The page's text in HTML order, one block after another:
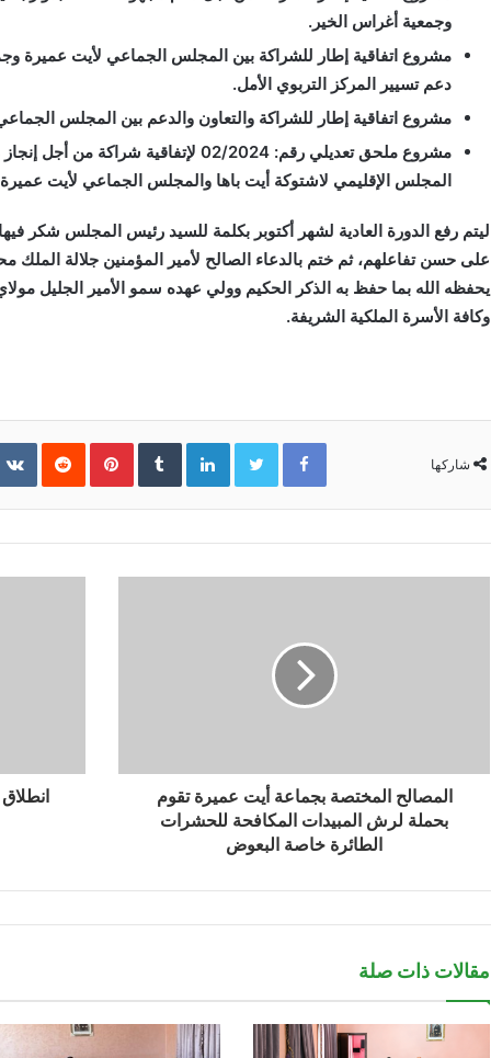
وجمعية أغراس الخير.
مشروع اتفاقية إطار للشراكة بين المجلس الجماعي لأيت عميرة
دعم تسيير المركز التربوي الأمل.
مشروع اتفاقية إطار للشراكة والتعاون والدعم بين المجلس
مشروع ملحق تعديلي رقم: 02/2024
المجلس الإقليمي لاشتوكة أيت باها والمجلس الجماعي لأيت
ليتم رفع الدورة العادية لشهر أكتوبر بكلمة للسيد رئيس المجلس شكر
على حسن تفاعلهم، ثم ختم بالدعاء الصالح لأمير المؤمنين جلالة
يحفظه الله بما حفظ به الذكر الحكيم وولي عهده سمو الأمير الجليل
وكافة الأسرة الملكية الشريفة.
شاركها
Facebook
Twitter
LinkedIn
‏Tumblr
Pinterest
‏Reddit
المصالح المختصة بجماعة أيت عميرة تقوم
بحملة لرش المبيدات المكافحة للحشرات
الطائرة خاصة البعوض
مقالات ذات صلة